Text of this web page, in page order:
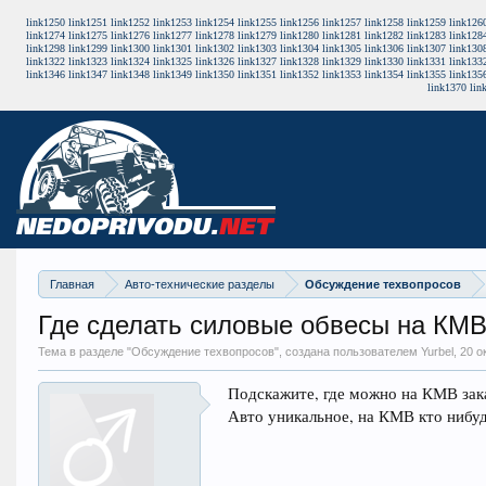
link1250 link1251 link1252 link1253 link1254 link1255 link1256 link1257 link1258 link1259
link1274 link1275 link1276 link1277 link1278 link1279 link1280 link1281 link1282 link1283
link1298 link1299 link1300 link1301 link1302 link1303 link1304 link1305 link1306 link1307
link1322 link1323 link1324 link1325 link1326 link1327 link1328 link1329 link1330 link1331
link1346 link1347 link1348 link1349 link1350 link1351 link1352 link1353 link1354 link1355
link1370
Главная Авто-технические разделы Обсуждение техвопросов
Где сделать силовые обвесы на КМВ
Тема в разделе "Обсуждение техвопросов", создана пользователем Yurbel, 20
Подскажите, где можно на КМВ
Авто уникальное, на КМВ кто